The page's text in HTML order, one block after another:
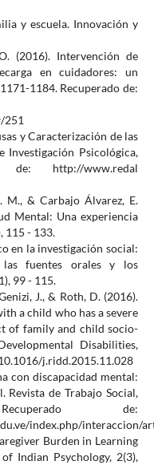
y escuela. Innovación y
(2016). Intervención de
en cuidadores: un
1184. Recuperado de:
251
y Caracterización de las
Investigación Psicológica,
de: http://www.redal
M., & Carbajo Álvarez, E.
Mental: Una experiencia
115 - 133.
en la investigación social:
las fuentes orales y los
99 - 115.
J., & Roth, D. (2016).
a child who has a severe
of family and child socio-
Disabilities,
j.ridd.2015.11.028
con discapacidad mental:
Revista de Trabajo Social,
de:
index.php/interaccion/
Burden in Learning
Indian Psychology, 2(3),